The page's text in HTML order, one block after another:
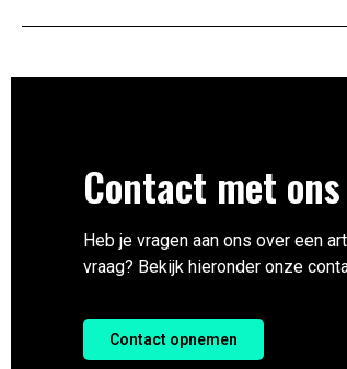
Contact met
Heb je vragen aan ons over een
vraag? Bekijk hieronder onze
Contact opnemen